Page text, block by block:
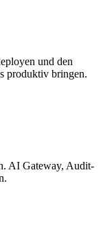
und den
produktiv bringen.
AI Gateway, Audit-